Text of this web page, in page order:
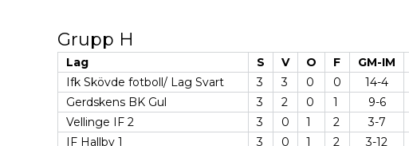
Grupp H
Lag S V O F GM-IM
Ifk Skövde fotboll/ Lag Svart
3 3 0 0 14-4
Gerdskens BK Gul
3 2 0 1 9-6
Vellinge IF 2
3 0 1 2 3-7
IF Hallby 1
3 0 1 2 3-12